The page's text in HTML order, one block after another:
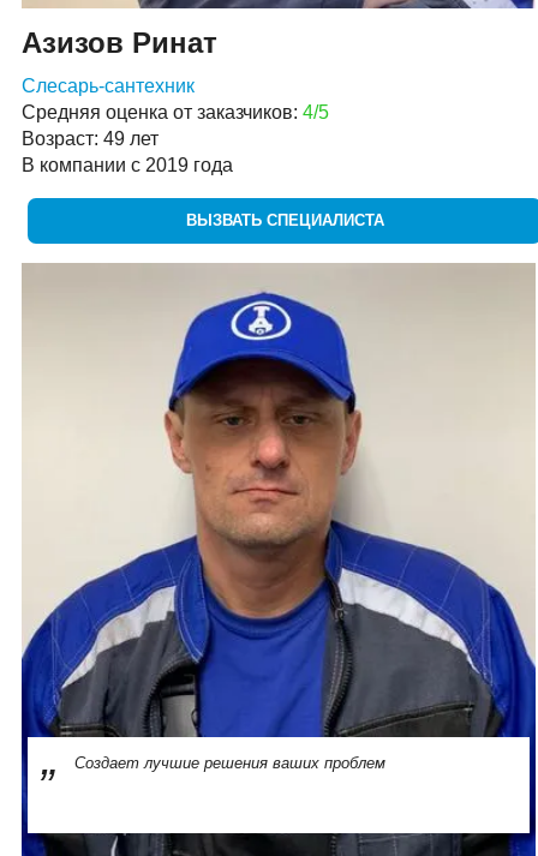
Азизов Ринат
Слесарь-сантехник
Средняя оценка от заказчиков: 4/5
Возраст: 49 лет
В компании с 2019 года
ВЫЗВАТЬ СПЕЦИАЛИСТА
Создает лучшие решения ваших проблем